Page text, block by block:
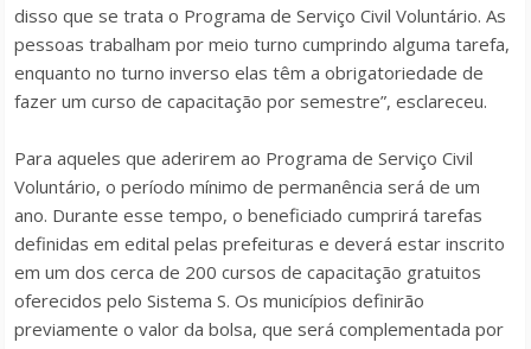
disso que se trata o Programa de Serviço Civil Voluntário. As
pessoas trabalham por meio turno cumprindo alguma tarefa,
enquanto no turno inverso elas têm a obrigatoriedade de
fazer um curso de capacitação por semestre”, esclareceu.
Para aqueles que aderirem ao Programa de Serviço Civil
Voluntário, o período mínimo de permanência será de um
ano. Durante esse tempo, o beneficiado cumprirá tarefas
definidas em edital pelas prefeituras e deverá estar inscrito
em um dos cerca de 200 cursos de capacitação gratuitos
oferecidos pelo Sistema S. Os municípios definirão
previamente o valor da bolsa, que será complementada por